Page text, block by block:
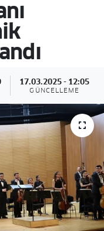
17.03.2025 - 12:05
GÜNCELLEME